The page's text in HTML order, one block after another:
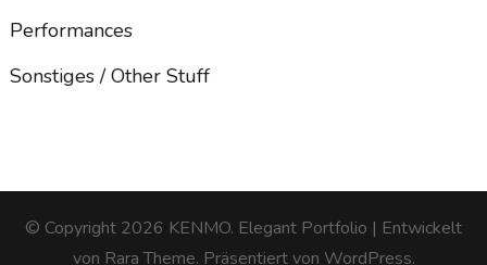
Performances
Sonstiges / Other Stuff
© Copyright 2026 KENMO. Elegant Portfolio | Entwickelt
von Rara Theme. Präsentiert von WordPress.